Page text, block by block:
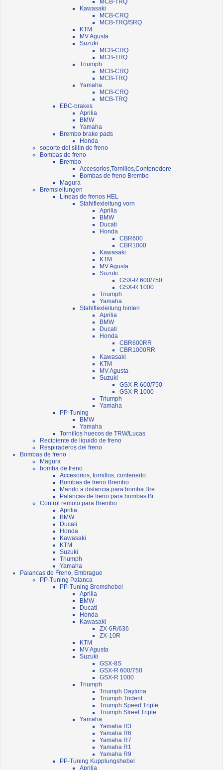
MCB-TRQ
Kawasaki
MCB-CRQ
MCB-TRQ/SRQ
KTM
MV Agusta
Suzuki
MCB-CRQ
MCB-TRQ
Triumph
MCB-CRQ
MCB-TRQ
Yamaha
MCB-CRQ
MCB-TRQ
EBC-brakes
Aprilia
BMW
Yamaha
Brembo brake pads
Honda
soporte del sillín de freno
Bombas de freno
Brembo
Accesorios,Tornillos,Contenedore
Bombas de freno Brembo
Magura
Bremsleitungen
Líneas de frenos HEL
Stahlflexleitung vorn
Aprilia
BMW
Ducati
Honda
CBR600
CBR1000
Kawasaki
KTM
MV Agusta
Suzuki
GSX-R 600/750
GSX-R 1000
Triumph
Yamaha
Stahlflexleitung hinten
Aprilia
BMW
Ducati
Honda
CBR600RR
CBR1000RR
Kawasaki
KTM
MV Agusta
Suzuki
GSX-R 600/750
GSX-R 1000
Triumph
Yamaha
PP-Tuning
BMW
Yamaha
Tornillos huecos de TRW/Lucas
Recipiente de líquido de freno
Respiraderos del freno
Bombas de freno
Magura
bomba de freno
Accesorios, tornillos, contenedo
Bombas de freno Brembo
Mando a distancia para bomba Bre
Palancas de freno para bombas Br
Control remoto para Brembo
Aprilia
BMW
Ducati
Honda
Kawasaki
KTM
Suzuki
Triumph
Yamaha
Palancas de Freno, Embrague
PP-Tuning Palanca
PP-Tuning Bremshebel
Aprilia
BMW
Ducati
Honda
Kawasaki
ZX-6R/636
ZX-10R
KTM
MV Agusta
Suzuki
GSX-8S
GSX-R 600/750
GSX-R 1000
Triumph
Triumph Daytona
Triumph Trident
Triumph Speed Triple
Triumph Street Triple
Yamaha
Yamaha R3
Yamaha R6
Yamaha R7
Yamaha R1
Yamaha R9
PP-Tuning Kupplungshebel
Aprilia